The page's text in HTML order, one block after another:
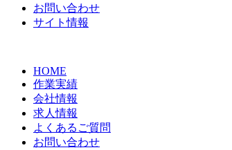
お問い合わせ
サイト情報
HOME
作業実績
会社情報
求人情報
よくあるご質問
お問い合わせ